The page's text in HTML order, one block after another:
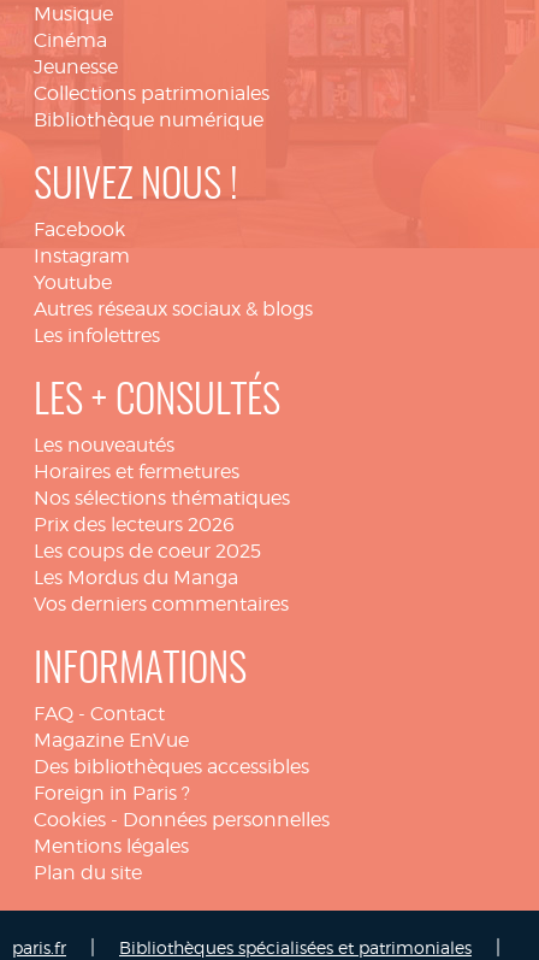
Musique
Cinéma
Jeunesse
Collections patrimoniales
Bibliothèque numérique
SUIVEZ NOUS !
Facebook
Instagram
Youtube
Autres réseaux sociaux & blogs
Les infolettres
LES + CONSULTÉS
Les nouveautés
Horaires et fermetures
Nos sélections thématiques
Prix des lecteurs 2026
Les coups de coeur 2025
Les Mordus du Manga
Vos derniers commentaires
INFORMATIONS
FAQ - Contact
Magazine EnVue
Des bibliothèques accessibles
Foreign in Paris ?
Cookies - Données personnelles
Mentions légales
Plan du site
paris.fr Bibliothèques spécialisées et patrimoniales